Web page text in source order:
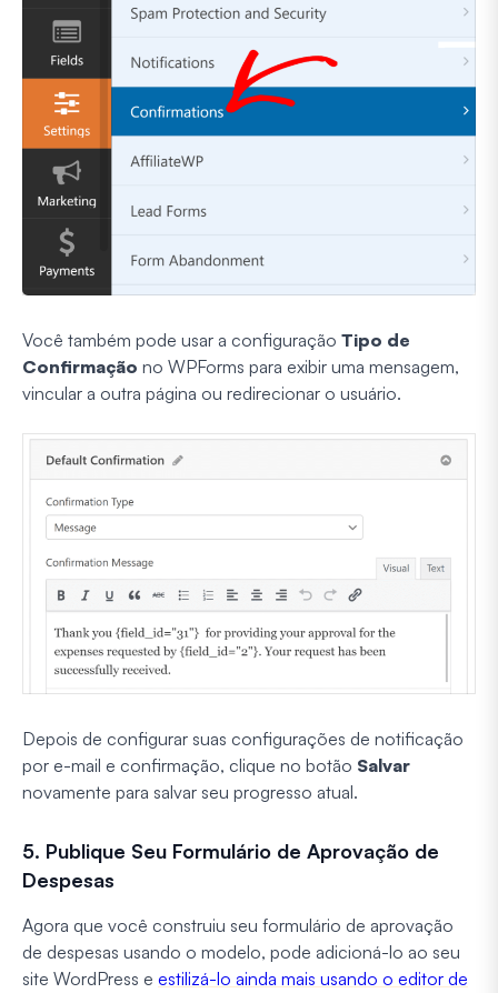
Você também pode usar a configuração Tipo de
Confirmação no WPForms para exibir uma mensagem,
vincular a outra página ou redirecionar o usuário.
Depois de configurar suas configurações de notificação
por e-mail e confirmação, clique no botão Salvar
novamente para salvar seu progresso atual.
5. Publique Seu Formulário de Aprovação de
Despesas
Agora que você construiu seu formulário de aprovação
de despesas usando o modelo, pode adicioná-lo ao seu
site WordPress e estilizá-lo ainda mais usando o editor de